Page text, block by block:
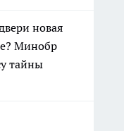
новая
Минобр
тайны